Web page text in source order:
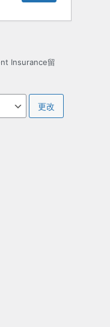
Insurance留